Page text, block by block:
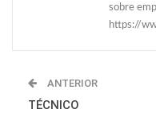
sobre
https://
ANTERIOR
TÉCNICO